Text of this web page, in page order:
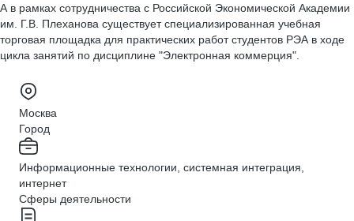
А в рамках сотрудничества с Российской Экономической Академии
им. Г.В. Плеханова существует специализированная учебная
торговая площадка для практических работ студентов РЭА в ходе
цикла занятий по дисциплине "Электронная коммерция".
Москва
Город
Информационные технологии, системная интеграция,
интернет
Сферы деятельности